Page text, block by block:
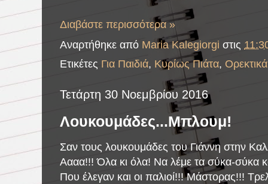
Διαβάστε περισσότερα »
Αναρτήθηκε από Maria Kalegiorgi στις
Ετικέτες Για Παιδιά, Κυρίως Πιάτα, Ορεκτικά
Τετάρτη 30 Νοεμβρίου 2016
Λουκουμάδες...Μπλουμ!
Σαν τους λουκουμάδες του Γιάννη στην
Αααα!!! Όλα κι όλα! Να λέμε τα σύκα-σύκα
Που έλεγαν και οι παλιοί!!! Μάστορας!!!